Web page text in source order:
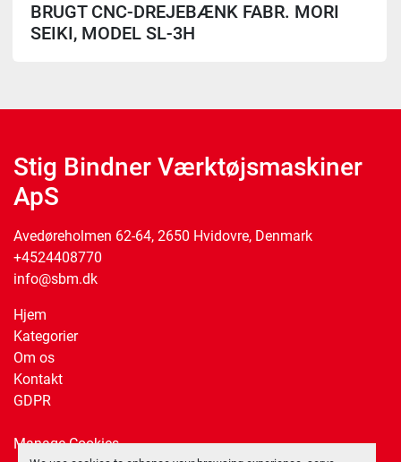
BRUGT CNC-DREJEBÆNK FABR. MORI
SEIKI, MODEL SL-3H
Stig Bindner Værktøjsmaskiner
ApS
Avedøreholmen 62-64, 2650 Hvidovre, Denmark
+4524408770
info@sbm.dk
Hjem
Kategorier
Om os
Kontakt
GDPR
Manage Cookies